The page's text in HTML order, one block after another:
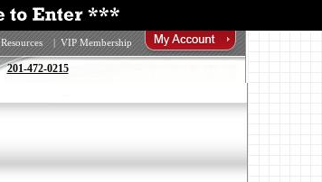
Resources | VIP Membership
201-472-0215